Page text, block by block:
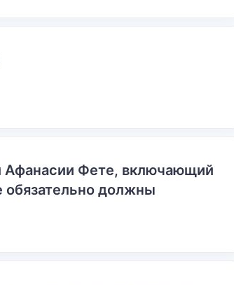
Афанасии Фете, включающий
обязательно должны